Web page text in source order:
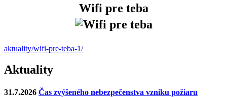
Wifi pre teba
aktuality/wifi-pre-teba-1/
Aktuality
31.7.2026 Čas zvýšeného nebezpečenstva vzniku požiaru